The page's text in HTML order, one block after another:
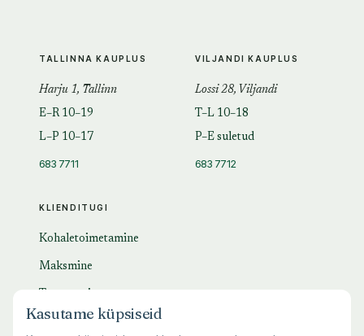
KLIENDITUGI
Kohaletoimetamine
Maksmine
KKK
TALLINNA KAUPLUS
Harju 1, Tallinn
E–R 10–19
L–P 10–17
683 7711
VILJANDI KAUPLUS
Lossi 28, Viljandi
T–L 10–18
P–E suletud
683 7712
Kasutame küpsiseid